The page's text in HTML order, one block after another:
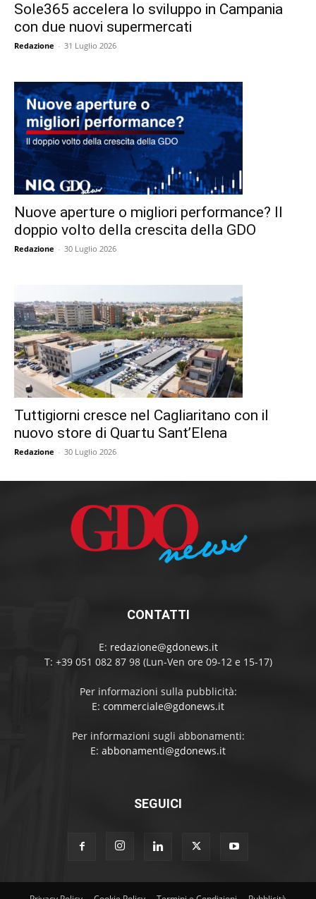
Sole365 accelera lo sviluppo in Campania
con due nuovi supermercati
Redazione - 31 Luglio 2026
Nuove aperture o migliori performance? Il
doppio volto della crescita della GDO
Redazione - 30 Luglio 2026
Tuttigiorni cresce nel Cagliaritano con il
nuovo store di Quartu Sant’Elena
Redazione - 30 Luglio 2026
CONTATTI
E: redazione@gdonews.it
T: +39 051 082 87 98 (Lun-Ven ore 09-12 e 15-17)
Per informazioni sulla pubblicità:
E: commerciale@gdonews.it
Per informazioni sugli abbonamenti:
E: abbonamenti@gdonews.it
SEGUICI